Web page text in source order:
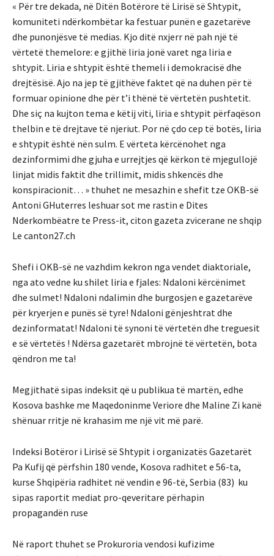
« Për tre dekada, në Ditën Botërore të Lirisë së Shtypit,
komuniteti ndërkombëtar ka festuar punën e gazetarëve
dhe punonjësve të medias. Kjo ditë nxjerr në pah një të
vërtetë themelore: e gjithë liria jonë varet nga liria e
shtypit. Liria e shtypit është themeli i demokracisë dhe
drejtësisë. Ajo na jep të gjithëve faktet që na duhen për të
formuar opinione dhe për t’i thënë të vërtetën pushtetit.
Dhe siç na kujton tema e këtij viti, liria e shtypit përfaqëson
thelbin e të drejtave të njeriut. Por në çdo cep të botës, liria
e shtypit është nën sulm. E vërteta kërcënohet nga
dezinformimi dhe gjuha e urrejtjes që kërkon të mjegullojë
linjat midis faktit dhe trillimit, midis shkencës dhe
konspiracionit… » thuhet ne mesazhin e shefit tze OKB-së
Antoni GHuterres leshuar sot me rastin e Dites
Nderkombëatre te Press-it, citon gazeta zvicerane ne shqip
Le canton27.ch
Shefi i OKB-së ne vazhdim kekron nga vendet diaktoriale,
nga ato vedne ku shilet liria e fjales: Ndaloni kërcënimet
dhe sulmet! Ndaloni ndalimin dhe burgosjen e gazetarëve
për kryerjen e punës së tyre! Ndaloni gënjeshtrat dhe
dezinformatat! Ndaloni të synoni të vërtetën dhe treguesit
e së vërtetës ! Ndërsa gazetarët mbrojnë të vërtetën, bota
qëndron me ta!
Megjithatë sipas indeksit që u publikua të martën, edhe
Kosova bashke me Maqedoninme Veriore dhe Maline Zi kanë
shënuar rritje në krahasim me një vit më parë.
Indeksi Botëror i Lirisë së Shtypit i organizatës Gazetarët
Pa Kufij që përfshin 180 vende, Kosova radhitet e 56-ta,
kurse Shqipëria radhitet në vendin e 96-të, Serbia (83) ku
sipas raportit mediat pro-qeveritare përhapin
propagandën ruse
Në raport thuhet se Prokuroria vendosi kufizime